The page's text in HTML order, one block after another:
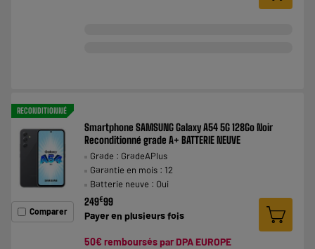
RECONDITIONNÉ
Comparer
Smartphone SAMSUNG Galaxy A54 5G 128Go Noir
Reconditionné grade A+ BATTERIE NEUVE
Grade : GradeAPlus
Garantie en mois : 12
Batterie neuve : Oui
249€99
Payer en plusieurs fois
50€ remboursés par DPA EUROPE